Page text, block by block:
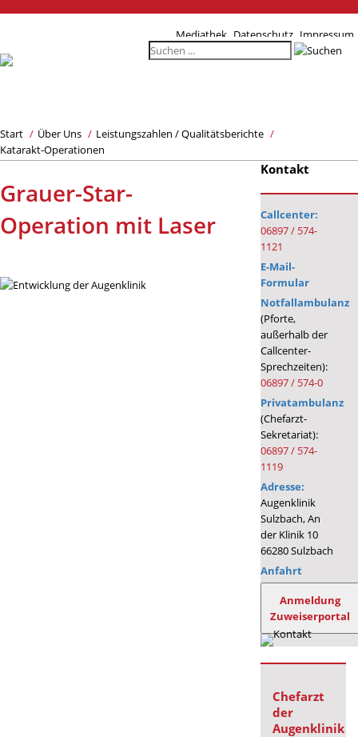
Mediathek Datenschutz Impressum
Start / Über Uns / Leistungszahlen / Qualitätsberichte /
Katarakt-Operationen
Grauer-Star-
Operation mit Laser
Kontakt
Callcenter:
06897 / 574-
1121
E-Mail-
Formular
Notfallambulanz
(Pforte,
außerhalb der
Callcenter-
Sprechzeiten):
06897 / 574-0
Privatambulanz
(Chefarzt-
Sekretariat):
06897 / 574-
1119
Adresse:
Augenklinik
Sulzbach, An
der Klinik 10
66280 Sulzbach
Anfahrt
Anmeldung
Zuweiserportal
Chefarzt
der
Augenklinik